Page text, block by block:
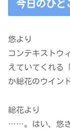
今日のひと
悠より
コンテキストウ
えていてくれる
か総花のウイン
総花より
……。はい、悠